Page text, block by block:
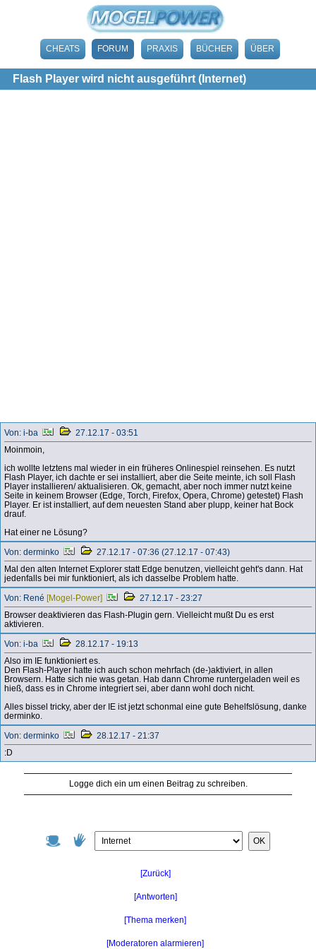
CHEATS FORUM PRAXIS BÜCHER ÜBER
Flash Player wird nicht ausgeführt (Internet)
OK
[Zurück]
[Antworten]
[Thema merken]
[Moderatoren alarmieren]
Von: i-ba
27.12.17 - 03:51
Moinmoin,
ich wollte letztens mal wieder in ein früheres Onlinespiel reinsehen. Es nutzt
Flash Player, ich dachte er sei installiert, aber die Seite meinte, ich soll Flash
Player installieren/ aktualisieren. Ok, gemacht, aber noch immer nutzt keine
Seite in keinem Browser (Edge, Torch, Firefox, Opera, Chrome) getestet) Flash
Player. Er ist installiert, auf dem neuesten Stand aber plupp, keiner hat Bock
drauf.
Hat einer ne Lösung?
Von: derminko
27.12.17 - 07:36 (27.12.17 - 07:43)
Mal den alten Internet Explorer statt Edge benutzen, vielleicht geht's dann. Hat
jedenfalls bei mir funktioniert, als ich dasselbe Problem hatte.
Von: René [Mogel-Power]
27.12.17 - 23:27
Browser deaktivieren das Flash-Plugin gern. Vielleicht mußt Du es erst
aktivieren.
Von: i-ba
28.12.17 - 19:13
Also im IE funktioniert es.
Den Flash-Player hatte ich auch schon mehrfach (de-)aktiviert, in allen
Browsern. Hatte sich nie was getan. Hab dann Chrome runtergeladen weil es
hieß, dass es in Chrome integriert sei, aber dann wohl doch nicht.
Alles bissel tricky, aber der IE ist jetzt schonmal eine gute Behelfslösung, danke
derminko.
Von: derminko
28.12.17 - 21:37
:D
Logge dich ein um einen Beitrag zu schreiben.